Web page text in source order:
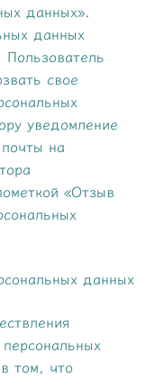
данных».
данных
Пользователь
свое
уведомление
на
«Отзыв
данных
том, что